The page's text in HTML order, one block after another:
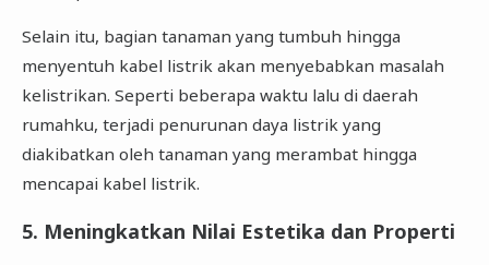
Selain itu, bagian tanaman yang tumbuh hingga
menyentuh kabel listrik akan menyebabkan masalah
kelistrikan. Seperti beberapa waktu lalu di daerah
rumahku, terjadi penurunan daya listrik yang
diakibatkan oleh tanaman yang merambat hingga
mencapai kabel listrik.
5. Meningkatkan Nilai Estetika dan Properti